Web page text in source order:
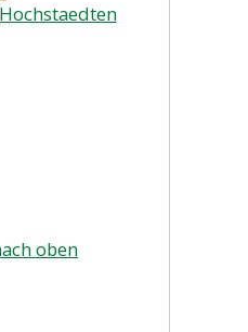
oben